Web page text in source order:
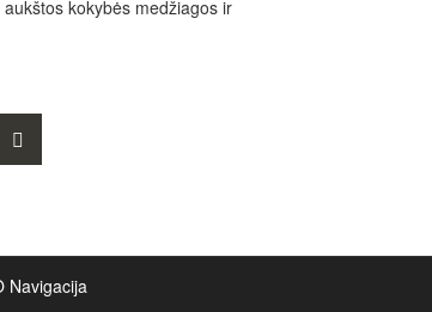
kokybės medžiagos ir
Navigacija